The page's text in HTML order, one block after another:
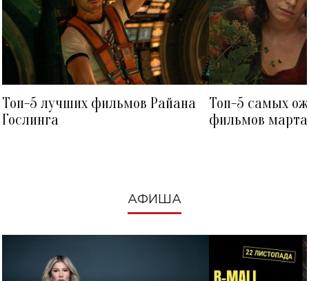
Топ-5 лучших фильмов Райана
Гослинга
Топ-5 самых
фильмов
АФИША